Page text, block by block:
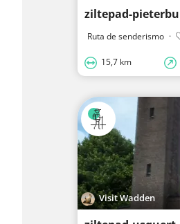
ziltepad-
Ruta de senderismo ·
15,7 km
Visit Wadden